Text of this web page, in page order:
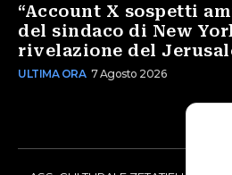
“Account X sospetti
del sindaco di New
rivelazione del
ULTIMA ORA 7 Agosto 2026